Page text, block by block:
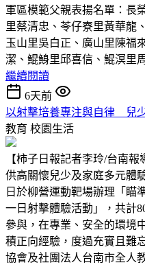
軍區模範父親表揚名單：長
里蔡清忠、苓仔寮里黃華龍
玉山里吳白正、廣山里陳福
潔、鯤鯓里邱喜信、鯤溟里
繼續閱讀
6天前
以射擊培養專注與自律 兒
教育 校園生活
【柿子日報記者李玲/台南
供高關懷兒少及家庭多元體
日於柳營運動靶場辦理「瞄
一日射擊體驗活動」，共計
參與，在專業、安全的環境
積正向經驗，度過充實且難
協會及社團法人台南市全人